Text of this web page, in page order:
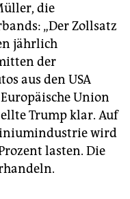
die
„Der Zollsatz
jährlich
der
aus den USA
Union
Trump klar. Auf
wird
lasten. Die